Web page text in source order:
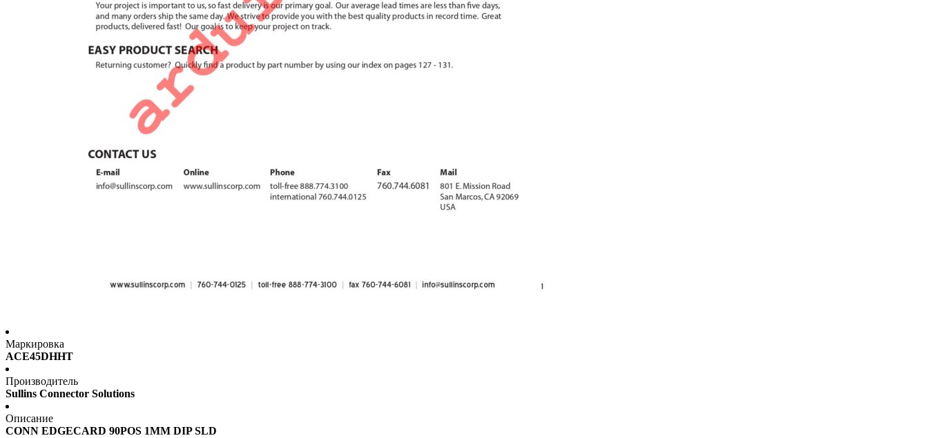
Маркировка
ACE45DHHT
Производитель
Sullins Connector Solutions
Описание
CONN EDGECARD 90POS 1MM DIP SLD